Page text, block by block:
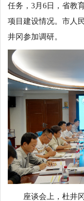
任务，3月6日，省教
项目建设情况。市人
井冈参加调研。
座谈会上，杜井